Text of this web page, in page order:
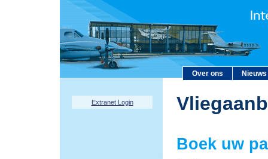
Over ons Nieuws
Extranet Login
Boek uw